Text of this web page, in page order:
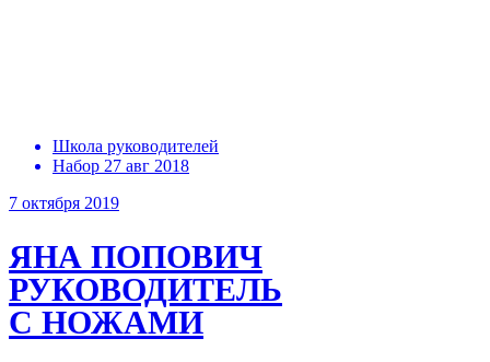
Школа руководителей
Набор 27 авг 2018
7 октября 2019
ЯНА ПОПОВИЧ
РУКОВОДИТЕЛЬ
С НОЖАМИ